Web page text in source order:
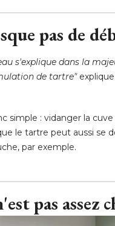
pas de
s'explique dans la
de tartre"
simple : vidanger la
le tartre peut aussi se
par exemple.
pas assez